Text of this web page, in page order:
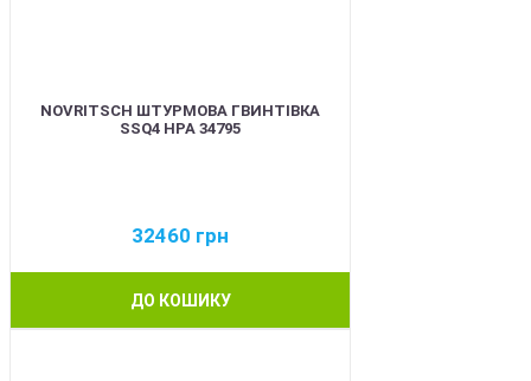
NOVRITSCH ШТУРМОВА ГВИНТІВКА
SSQ4 HPA 34795
32460 грн
ДО КОШИКУ